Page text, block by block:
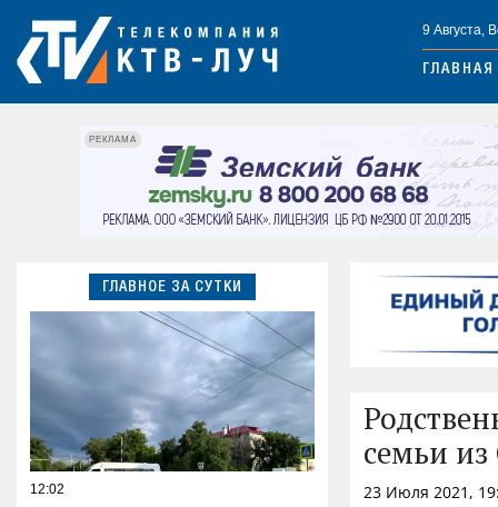
9 Августа,
ГЛАВНАЯ
РЕКЛАМА
ГЛАВНОЕ ЗА СУТКИ
12:02
семьи из
23 Июля 2021,